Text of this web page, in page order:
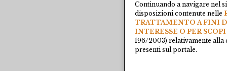
Continuando a navigare nel
disposizioni contenute nelle
TRATTAMENTO A FINI
INTERESSE O PER
196/2003) relativamente
presenti sul portale.